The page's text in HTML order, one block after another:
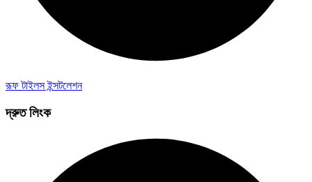
রূফ টাইলস ইন্সটলেশন
দ্রুত লিংক